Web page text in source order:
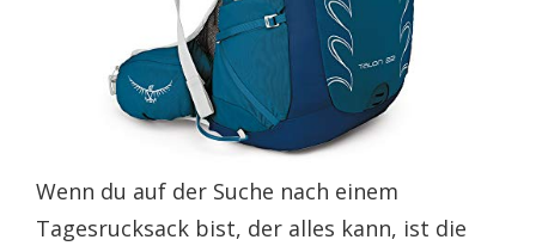
Wenn du auf der Suche nach einem
Tagesrucksack bist, der alles kann, ist die